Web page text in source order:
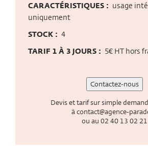
CARACTÉRISTIQUES : usage
uniquement
STOCK : 4
TARIF 1 À 3 JOURS : 5€ HT hors
Contactez-nous
Devis et tarif sur simple
àcontact@agence-
ou au 02 40 13 02 21